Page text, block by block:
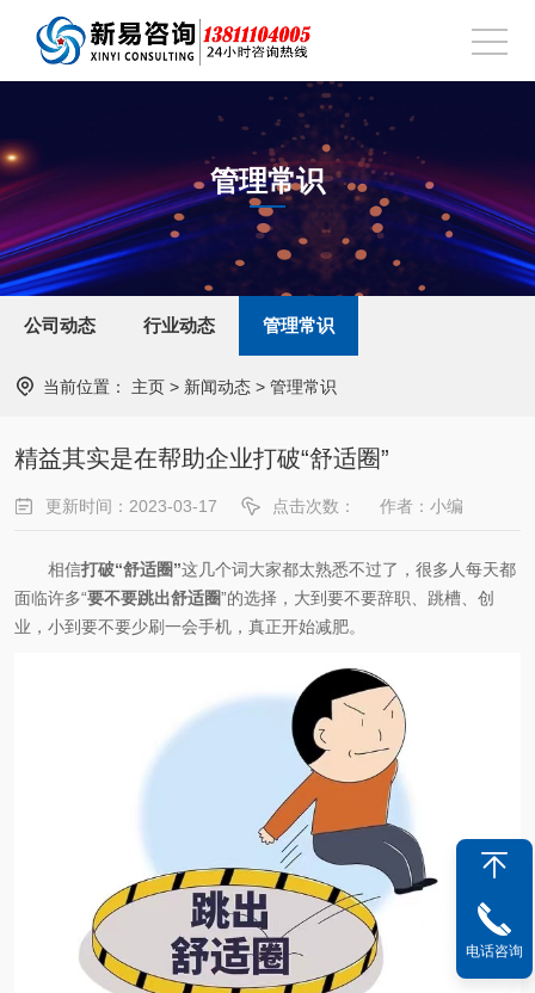
管理常识
公司动态 行业动态 管理常识
当前位置： 主页 > 新闻动态 > 管理常识
精益其实是在帮助企业打破“舒适圈”
更新时间：2023-03-17 点击次数： 作者：小编
相信打破“舒适圈”这几个词大家都太熟悉不过了，很多人每天都
面临许多“要不要跳出舒适圈”的选择，大到要不要辞职、跳槽、创
业，小到要不要少刷一会手机，真正开始减肥。
电话咨询